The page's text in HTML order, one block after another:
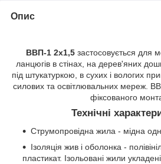
Опис
ВВП-1 2х1,5 застосовується для
ланцюгів в стінах, на дерев'яних
під штукатуркою, в сухих і вологих
силових та освітлювальних мереж.
фіксованого
Технічні
Струмопровідна жила - мідна
Ізоляція жив і оболонка -
пластикат. Ізольовані жили